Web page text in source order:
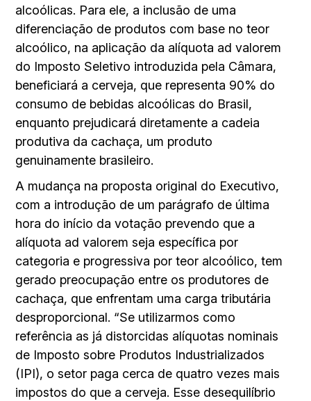
alcoólicas. Para ele, a inclusão de uma
diferenciação de produtos com base no teor
alcoólico, na aplicação da alíquota ad valorem
do Imposto Seletivo introduzida pela Câmara,
beneficiará a cerveja, que representa 90% do
consumo de bebidas alcoólicas do Brasil,
enquanto prejudicará diretamente a cadeia
produtiva da cachaça, um produto
genuinamente brasileiro.
A mudança na proposta original do Executivo,
com a introdução de um parágrafo de última
hora do início da votação prevendo que a
alíquota ad valorem seja específica por
categoria e progressiva por teor alcoólico, tem
gerado preocupação entre os produtores de
cachaça, que enfrentam uma carga tributária
desproporcional. “Se utilizarmos como
referência as já distorcidas alíquotas nominais
de Imposto sobre Produtos Industrializados
(IPI), o setor paga cerca de quatro vezes mais
impostos do que a cerveja. Esse desequilíbrio